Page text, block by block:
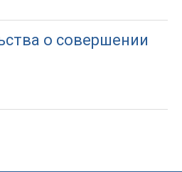
о совершении